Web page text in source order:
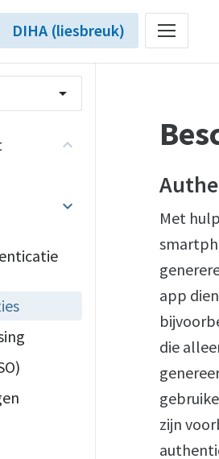
DIHA (liesbreuk)
arrow_drop_down
Met
app
die
zijn